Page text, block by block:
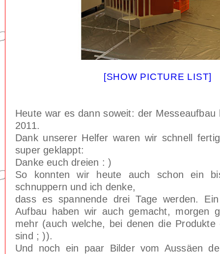
[SHOW PICTURE LIST]
Heute war es dann soweit: der Messeaufbau
2011.
Dank unserer Helfer waren wir schnell
super geklappt:
Danke euch dreien : )
So konnten wir heute auch schon ein
schnuppern und ich denke,
dass es spannende drei Tage werden.
Aufbau haben wir auch gemacht, morgen
mehr (auch welche, bei denen die Produkte
sind ; )).
Und noch ein paar Bilder vom Aussäen